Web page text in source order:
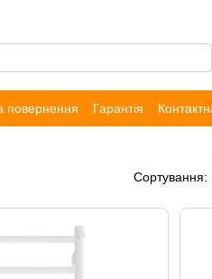
повернення Гарантія
Сортування: